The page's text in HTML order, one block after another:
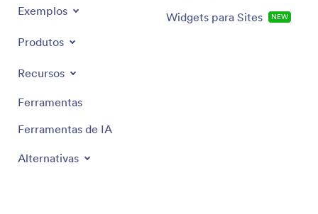
Jotform Empresas
Exemplos
Produtos
Recursos
Ferramentas
Ferramentas de IA
Widgets para Sites NOVO